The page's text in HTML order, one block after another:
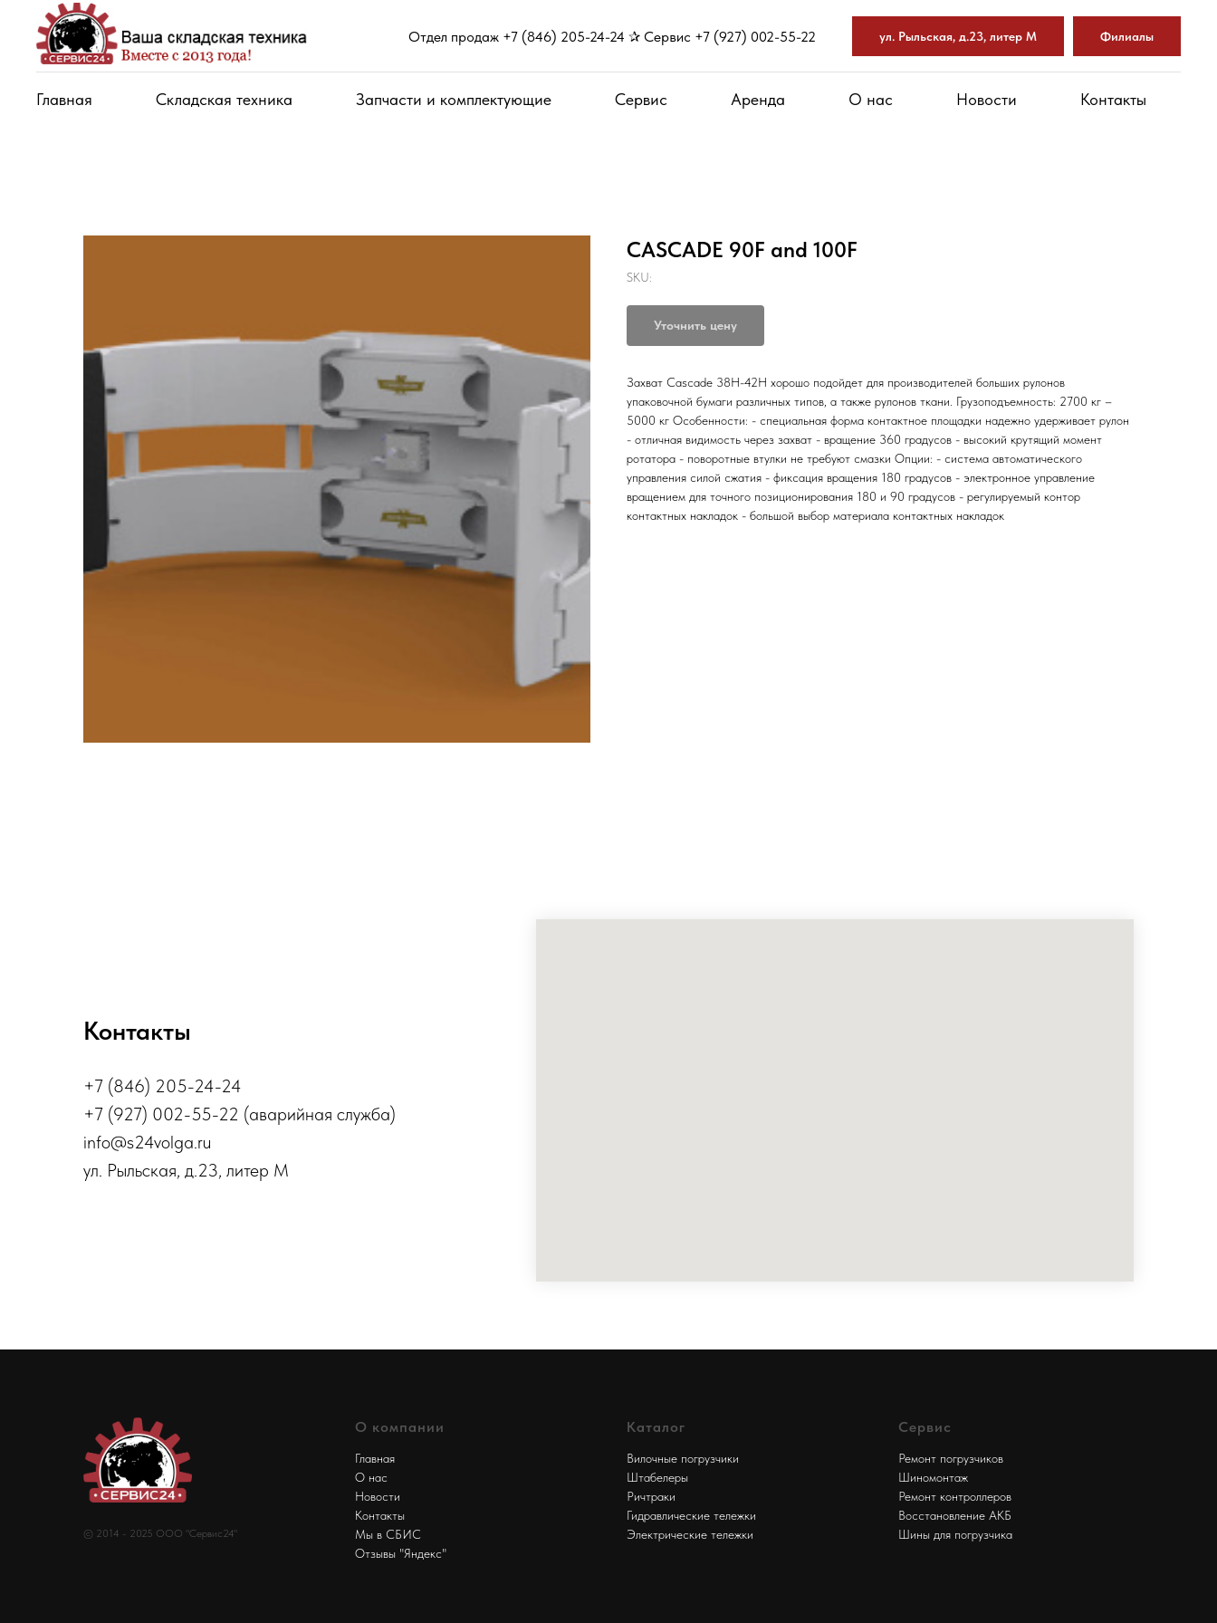
Отдел продаж +7 (846) 205-24-24 ✰ Сервис +7 (927) 002-55-22 ул. Рыльская, д.23, литер М Филиалы
Главная Складская техника Запчасти и комплектующие Сервис Аренда О нас Новости Контакты
CASCADE 90F and 100F
SKU:
Уточнить цену
Захват Cascade 38H-42H хорошо подойдет для производителей больших рулонов
упаковочной бумаги различных типов, а также рулонов ткани. Грузоподъемность: 2700 кг –
5000 кг Особенности: - специальная форма контактное площадки надежно удерживает рулон
- отличная видимость через захват - вращение 360 градусов - высокий крутящий момент
ротатора - поворотные втулки не требуют смазки Опции: - система автоматического
управления силой сжатия - фиксация вращения 180 градусов - электронное управление
вращением для точного позиционирования 180 и 90 градусов - регулируемый контор
контактных накладок - большой выбор материала контактных накладок
Контакты
+7 (846) 205-24-24
+7 (927) 002-55-22 (аварийная служба)
info@s24volga.ru
ул. Рыльская, д.23, литер М
© 2014 - 2025 ООО "Сервис24"
О компании
Главная
О нас
Новости
Контакты
Мы в СБИС
Отзывы "Яндекс"
Каталог
Вилочные погрузчики
Штабелеры
Ричтраки
Гидравлические тележки
Электрические тележки
Сервис
Ремонт погрузчиков
Шиномонтаж
Ремонт контроллеров
Восстановление АКБ
Шины для погрузчика